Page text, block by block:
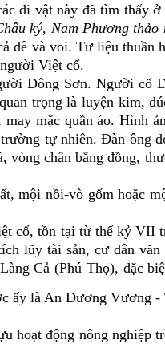
di vật này đã tìm thấy
ký, Nam Phương thảo
dê và voi. Tư liệu thuần
Việt cổ.
Đông Sơn. Người cổ
trọng là luyện kim,
mặc quần áo. Hình
tự nhiên. Đàn ông
chân bằng đồng,
mội nồi-vò gốm hoặc
cổ, tồn tại từ thế kỷ VII
lũy tài sản, cư dân
Cả (Phú Thọ), đặc
ấy là An Dương Vương -
hoạt động nông nghiệp